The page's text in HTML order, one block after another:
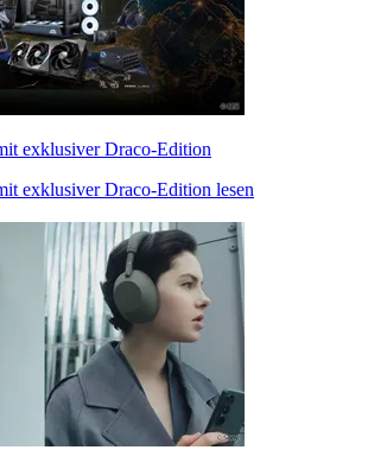
exklusiver Draco-Edition
exklusiver Draco-Edition lesen